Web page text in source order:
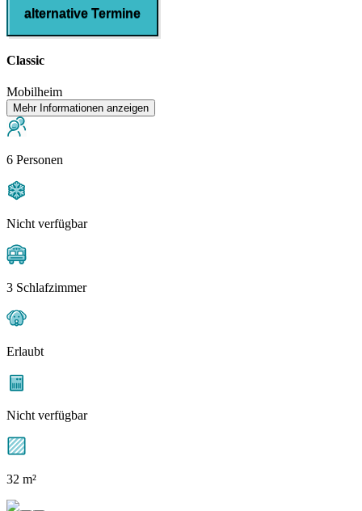
alternative Termine
Classic
Mobilheim
Mehr Informationen anzeigen
6 Personen
Nicht verfügbar
3 Schlafzimmer
Erlaubt
Nicht verfügbar
32 m²